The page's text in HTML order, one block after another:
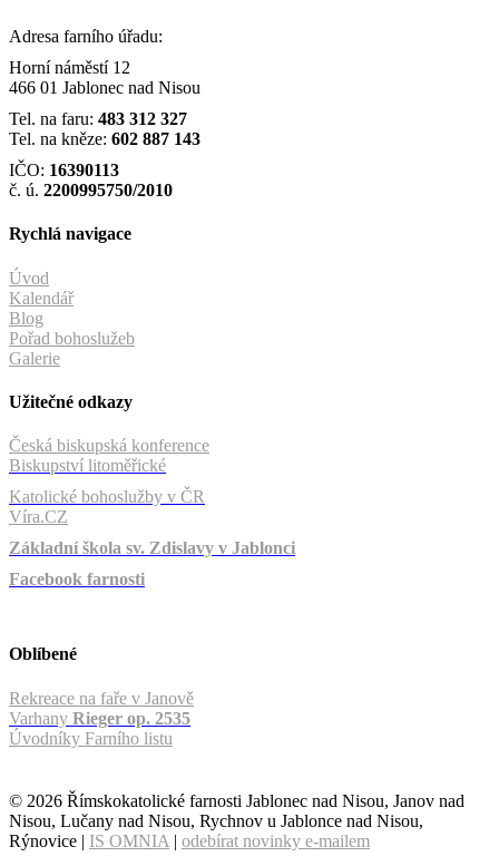
Adresa farního úřadu:
Horní náměstí 12
466 01 Jablonec nad Nisou
Tel. na faru: 483 312 327
Tel. na kněze: 602 887 143
IČO: 16390113
č. ú. 2200995750/2010
Rychlá navigace
Úvod
Kalendář
Blog
Pořad bohoslužeb
Galerie
Užitečné odkazy
Česká biskupská konference
Biskupství litoměřické
Katolické bohoslužby v ČR
Víra.CZ
Základní škola sv. Zdislavy v Jablonci
Facebook farnosti
Oblíbené
Rekreace na faře v Janově
Varhany Rieger op. 2535
Úvodníky Farního listu
© 2026 Římskokatolické farnosti Jablonec nad Nisou, Janov nad
Nisou, Lučany nad Nisou, Rychnov u Jablonce nad Nisou,
Rýnovice | IS OMNIA | odebírat novinky e-mailem